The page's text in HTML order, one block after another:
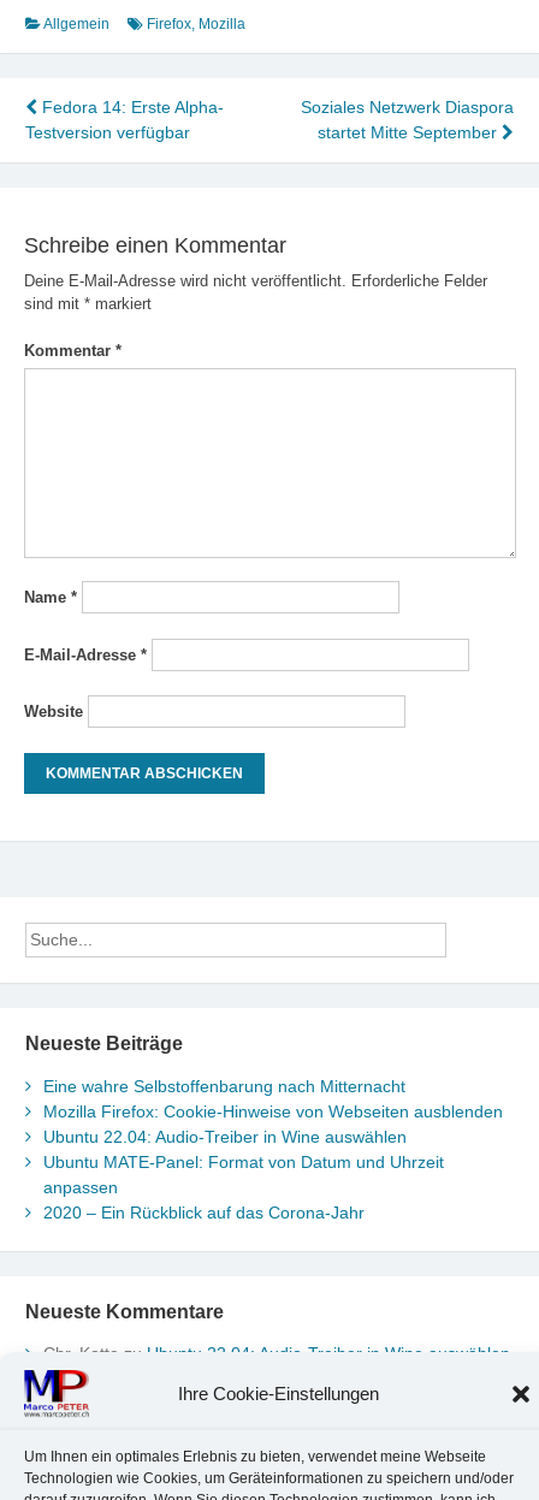
Ihre Cookie-Einstellungen
Um Ihnen ein optimales Erlebnis zu bieten, verwendet meine Webseite
Technologien wie Cookies, um Geräteinformationen zu speichern und/oder
Allgemein Firefox, Mozilla
Beitragsnavigation
Fedora 14: Erste Alpha-
Testversion verfügbar
Soziales Netzwerk Diaspora
startet Mitte September
Schreibe einen Kommentar
Deine E-Mail-Adresse wird nicht veröffentlicht. Erforderliche Felder
sind mit *markiert
Kommentar *
Name *
E-Mail-Adresse *
Website
Neueste Beiträge
Eine wahre Selbstoffenbarung nach Mitternacht
Mozilla Firefox: Cookie-Hinweise von Webseiten ausblenden
Ubuntu 22.04: Audio-Treiber in Wine auswählen
Ubuntu MATE-Panel: Format von Datum und Uhrzeit
anpassen
2020 – Ein Rückblick auf das Corona-Jahr
Neueste Kommentare
Chr. Kotte zu Ubuntu 22.04: Audio-Treiber in Wine auswählen
Marco Peter
Uhrzeit anpassen
Uhrzeit anpassen
Brummel HerbolzheimzuMusik-Portrait Nr. 1: Les Assoiffés